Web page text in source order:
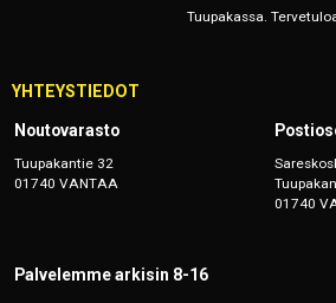
Tuupakassa.
YHTEYSTIEDOT
Noutovarasto
Tuupakantie 32
01740 VANTAA
01740
Palvelemme arkisin 8-16